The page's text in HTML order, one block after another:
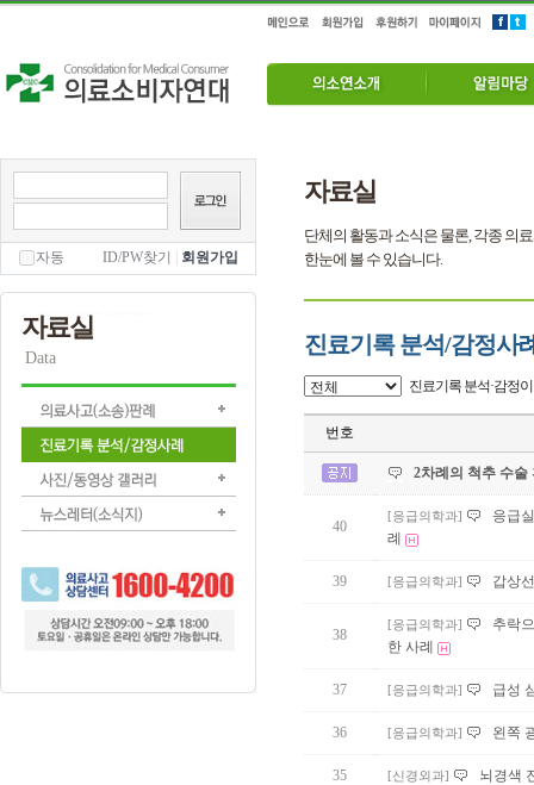
자동 ID/PW찾기 회원가입
자료실
Data
자료실
단체의 활동과 소식은 물론, 각종 의
한눈에 볼 수 있습니다.
진료기록 분석/감정사
진료기록 분석·감정
번호
2차례의 척추 수술
40
[응급의학과]
응급
례
39 [응급의학과] 갑상
38
[응급의학과]
추락
한 사례
37 [응급의학과] 급성
36 [응급의학과] 왼쪽
35 [신경외과] 뇌경색